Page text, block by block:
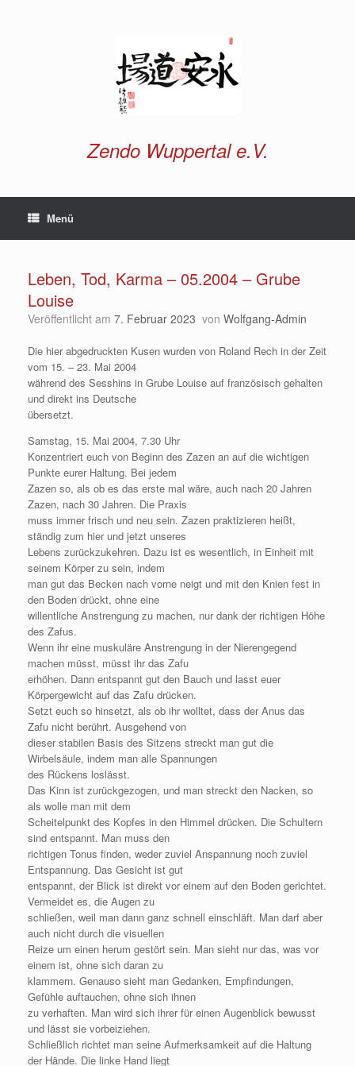
Zendo Wuppertal e.V.
Menü
Leben, Tod, Karma – 05.2004 – Grube
Louise
Veröffentlicht am 7. Februar 2023 von Wolfgang-Admin
Die hier abgedruckten Kusen wurden von Roland Rech in der Zeit
vom 15. – 23. Mai 2004
während des Sesshins in Grube Louise auf französisch gehalten
und direkt ins Deutsche
übersetzt.
Samstag, 15. Mai 2004, 7.30 Uhr
Konzentriert euch von Beginn des Zazen an auf die wichtigen
Punkte eurer Haltung. Bei jedem
Zazen so, als ob es das erste mal wäre, auch nach 20 Jahren
Zazen, nach 30 Jahren. Die Praxis
muss immer frisch und neu sein. Zazen praktizieren heißt,
ständig zum hier und jetzt unseres
Lebens zurückzukehren. Dazu ist es wesentlich, in Einheit mit
seinem Körper zu sein, indem
man gut das Becken nach vorne neigt und mit den Knien fest in
den Boden drückt, ohne eine
willentliche Anstrengung zu machen, nur dank der richtigen Höhe
des Zafus.
Wenn ihr eine muskuläre Anstrengung in der Nierengegend
machen müsst, müsst ihr das Zafu
erhöhen. Dann entspannt gut den Bauch und lasst euer
Körpergewicht auf das Zafu drücken.
Setzt euch so hinsetzt, als ob ihr wolltet, dass der Anus das
Zafu nicht berührt. Ausgehend von
dieser stabilen Basis des Sitzens streckt man gut die
Wirbelsäule, indem man alle Spannungen
des Rückens loslässt.
Das Kinn ist zurückgezogen, und man streckt den Nacken, so
als wolle man mit dem
Scheitelpunkt des Kopfes in den Himmel drücken. Die Schultern
sind entspannt. Man muss den
richtigen Tonus finden, weder zuviel Anspannung noch zuviel
Entspannung. Das Gesicht ist gut
entspannt, der Blick ist direkt vor einem auf den Boden gerichtet.
Vermeidet es, die Augen zu
schließen, weil man dann ganz schnell einschläft. Man darf aber
auch nicht durch die visuellen
Reize um einen herum gestört sein. Man sieht nur das, was vor
einem ist, ohne sich daran zu
klammern. Genauso sieht man Gedanken, Empfindungen,
Gefühle auftauchen, ohne sich ihnen
zu verhaften. Man wird sich ihrer für einen Augenblick bewusst
und lässt sie vorbeiziehen.
Schließlich richtet man seine Aufmerksamkeit auf die Haltung
der Hände. Die linke Hand liegt